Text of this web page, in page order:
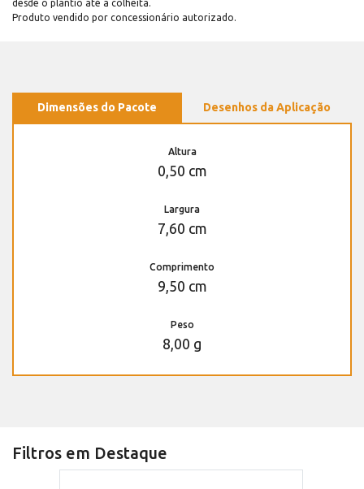
desde o plantio até a colheita.
Produto vendido por concessionário autorizado.
Dimensões do Pacote Desenhos da Aplicação
Altura
0,50 cm
Largura
7,60 cm
Comprimento
9,50 cm
Peso
8,00 g
Filtros em Destaque